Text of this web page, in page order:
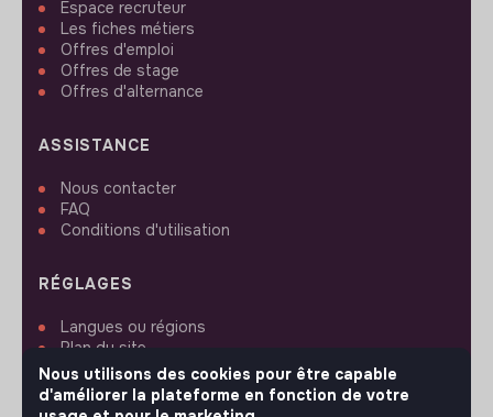
Espace recruteur
Les fiches métiers
Offres d'emploi
Offres de stage
Offres d'alternance
ASSISTANCE
Nous contacter
FAQ
Conditions d'utilisation
RÉGLAGES
Langues ou régions
Plan du site
Paramètres des cookies
Nous utilisons des cookies pour être capable
d'améliorer la plateforme en fonction de votre